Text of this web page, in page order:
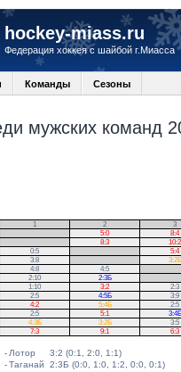
hockey-miass.ru
Федерация хоккея с шайбой г.Миасса
Команды Сезоны
мужских команд
1 2
3
5:0
8:4
8:3
10:2
0:5
5:4
3:8
3:2Б
4:8 4:5
2:10
2:3Б
1:10 3:2
2:3
2:5
4:5Б
3:9
4:2 5:4Б
2:5
2:5
5:1
3:4Б
4:3Б 3:2Б
3:5
7:3
9:1 6:3
- Лотор
3:2 (0:1, 2:0, 1:1)
-Таганай
2:3Б (0:0, 1:0, 1:2, 0:0, 0:1)